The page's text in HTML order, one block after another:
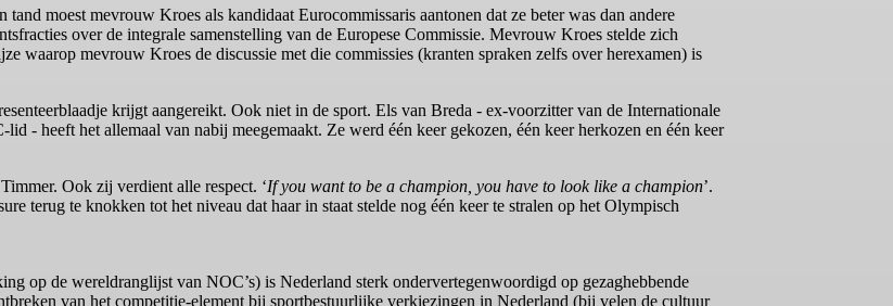
moest mevrouw Kroes als kandidaat Eurocommissaris aantonen dat ze beter was dan andere
over de integrale samenstelling van de Europese Commissie. Mevrouw Kroes stelde zich
waarop mevrouw Kroes de discussie met die commissies (kranten spraken zelfs over herexamen) is
krijgt aangereikt. Ook niet in de sport. Els van Breda - ex-voorzitter van de Internationale
- heeft het allemaal van nabij meegemaakt. Ze werd één keer gekozen, één keer herkozen en één keer
Ook zij verdient alle respect. ‘If you want to be a champion, you have to look like a champion’.
terug te knokken tot het niveau dat haar in staat stelde nog één keer te stralen op het Olympisch
op de wereldranglijst van NOC’s) is Nederland sterk ondervertegenwoordigd op gezaghebbende
van het competitie-element bij sportbestuurlijke verkiezingen in Nederland (bij velen de cultuur